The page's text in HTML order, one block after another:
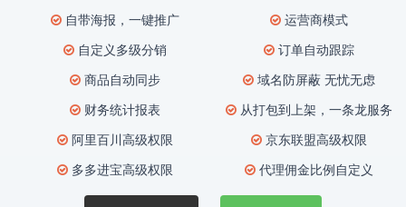
自带海报，一键推广
运营商模式
自定义多级分销
订单自动跟踪
商品自动同步
域名防屏蔽 无忧无虑
财务统计报表
从打包到上架，一条龙服务
阿里百川高级权限
京东联盟高级权限
多多进宝高级权限
代理佣金比例自定义